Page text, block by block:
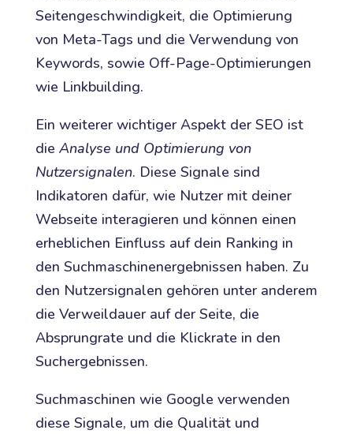
Seitengeschwindigkeit, die Optimierung
von Meta-Tags und die Verwendung von
Keywords, sowie Off-Page-Optimierungen
wie Linkbuilding.
Ein weiterer wichtiger Aspekt der SEO ist
die Analyse und Optimierung von
Nutzersignalen. Diese Signale sind
Indikatoren dafür, wie Nutzer mit deiner
Webseite interagieren und können einen
erheblichen Einfluss auf dein Ranking in
den Suchmaschinenergebnissen haben. Zu
den Nutzersignalen gehören unter anderem
die Verweildauer auf der Seite, die
Absprungrate und die Klickrate in den
Suchergebnissen.
Suchmaschinen wie Google verwenden
diese Signale, um die Qualität und